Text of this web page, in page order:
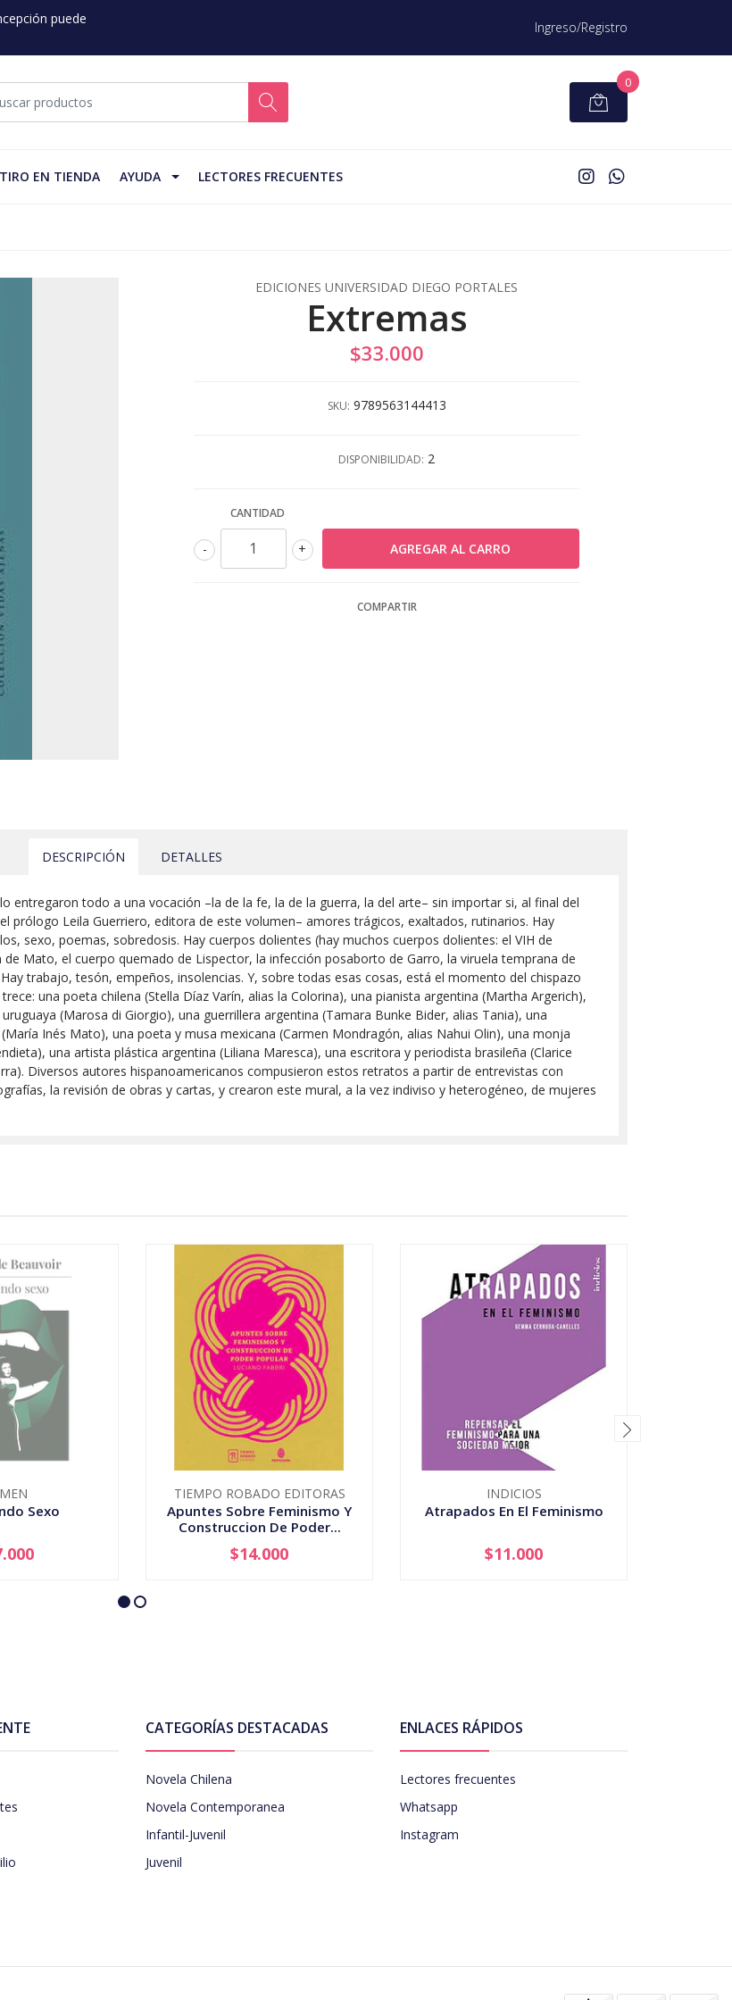
puede
Ingreso/Registro
0
EN TIENDA AYUDA LECTORES FRECUENTES
EDICIONES UNIVERSIDAD DIEGO PORTALES
Extremas
$33.000
SKU: 9789563144413
DISPONIBILIDAD: 2
CANTIDAD
+
-
COMPARTIR
DESCRIPCIÓN DETALLES
entregaron todo a una vocación –la de la fe, la de la guerra, la del arte– sin importar si, al final del
prólogo Leila Guerriero, editora de este volumen– amores trágicos, exaltados, rutinarios. Hay
sexo, poemas, sobredosis. Hay cuerpos dolientes (hay muchos cuerpos dolientes: el VIH de
Mato, el cuerpo quemado de Lispector, la infección posaborto de Garro, la viruela temprana de
trabajo, tesón, empeños, insolencias. Y, sobre todas esas cosas, está el momento del chispazo
una poeta chilena (Stella Díaz Varín, alias la Colorina), una pianista argentina (Martha Argerich),
(Marosa di Giorgio), una guerrillera argentina (Tamara Bunke Bider, alias Tania), una
Inés Mato), una poeta y musa mexicana (Carmen Mondragón, alias Nahui Olin), una monja
una artista plástica argentina (Liliana Maresca), una escritora y periodista brasileña (Clarice
Diversos autores hispanoamericanos compusieron estos retratos a partir de entrevistas con
la revisión de obras y cartas, y crearon este mural, a la vez indiviso y heterogéneo, de mujeres
Sexo
TIEMPO ROBADO EDITORAS
Apuntes Sobre Feminismo Y
Construccion De Poder...
+
$14.000
INDICIOS
Atrapados En El Feminismo
+
$11.000
CATEGORÍAS DESTACADAS
Novela Chilena
Novela Contemporanea
Infantil-Juvenil
Juvenil
ENLACES RÁPIDOS
Lectores frecuentes
Whatsapp
Instagram